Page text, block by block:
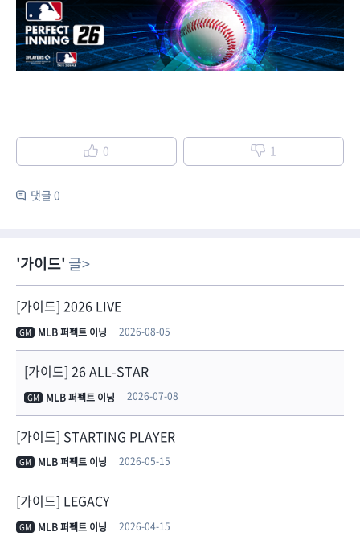
0 1
댓글 0
가이드 글
[가이드] 2026 LIVE
GM MLB 퍼펙트 이닝 2026-08-05
[가이드] 26 ALL-STAR
GM MLB 퍼펙트 이닝 2026-07-08
[가이드] STARTING PLAYER
GM MLB 퍼펙트 이닝 2026-05-15
[가이드] LEGACY
GM MLB 퍼펙트 이닝 2026-04-15